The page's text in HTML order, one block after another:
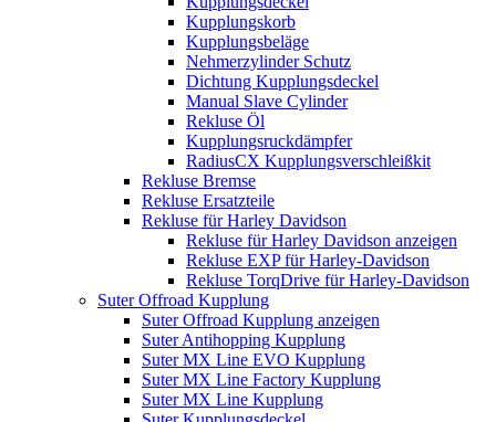
Kupplungskorb
Kupplungsbeläge
Nehmerzylinder Schutz
Dichtung Kupplungsdeckel
Manual Slave Cylinder
Rekluse Öl
Kupplungsruckdämpfer
RadiusCX Kupplungsverschleißkit
Rekluse Bremse
Rekluse Ersatzteile
Rekluse für Harley Davidson
Rekluse für Harley Davidson anzeigen
Rekluse EXP für Harley-Davidson
Rekluse TorqDrive für Harley-Davidson
Suter Offroad Kupplung
Suter Offroad Kupplung anzeigen
Suter Antihopping Kupplung
Suter MX Line EVO Kupplung
Suter MX Line Factory Kupplung
Suter MX Line Kupplung